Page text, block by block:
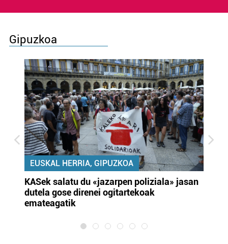
Gipuzkoa
EUSKAL HERRIA, GIPUZKOA
KASek salatu du «jazarpen poliziala» jasan
dutela gose direnei ogitartekoak
emateagatik